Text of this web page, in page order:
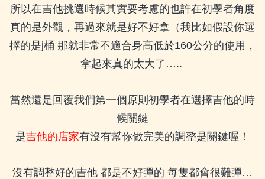
所以在吉他挑選時候其實要考慮的也許在初學者角度
真的是外觀，再過來就是好不好拿（我比如假設你選
擇的是j桶 那就非常不適合身高低於160公分的使用，
拿起來真的太大了…..
當然還是回覆我們第一個原則初學者在選擇吉他的時
候關鍵
是吉他的店家有沒有幫你做完美的調整是關鍵喔！
沒有調整好的吉他 都是不好彈的 每隻都會很難彈…